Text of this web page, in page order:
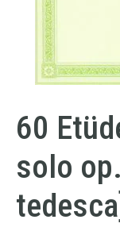
60
solo
tedesca]